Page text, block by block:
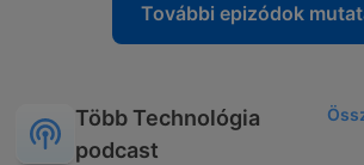
További epizódok
Több Technológia
podcast